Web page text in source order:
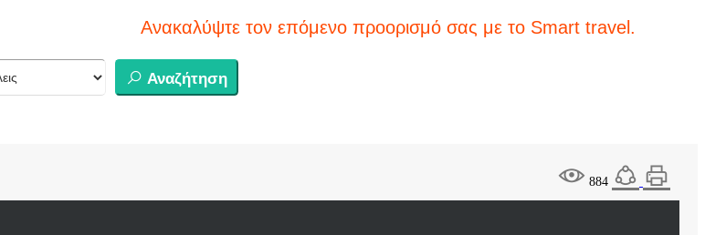
Ανακαλύψτε τον επόμενο προορισμό σας με το Smart travel.
Αναζήτηση
884